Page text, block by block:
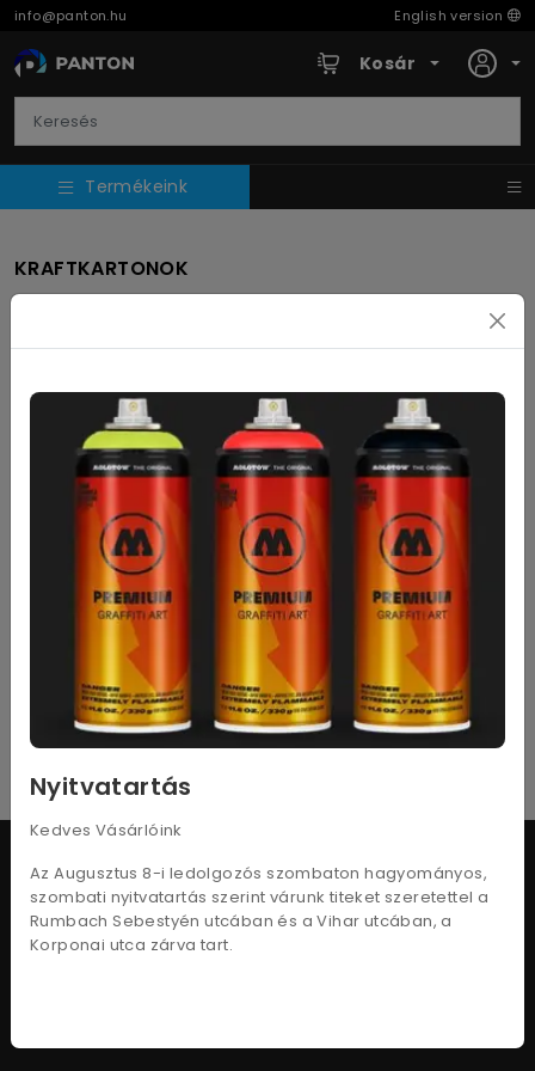
Nyitvatartás
Kedves Vásárlóink
Az Augusztus 8-i ledolgozós szombaton hagyományos,
szombati nyitvatartás szerint várunk titeket szeretettel a
Rumbach Sebestyén utcában és a Vihar utcában, a
Korponai utca zárva tart.
info@panton.hu English version
Kosár
Termékeink
KRAFTKARTONOK
Natúr cellkarton 240g Kraftkarton
160 Ft
Adatkezelési tájékoztató
Vásárlási feltételek